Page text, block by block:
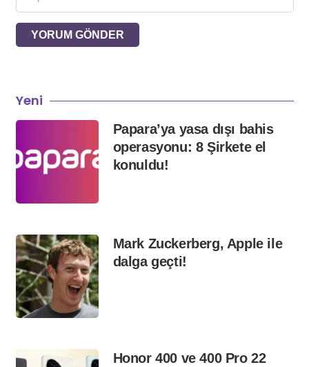
YORUM GÖNDER
Yeni
Papara’ya yasa dışı bahis
operasyonu: 8 Şirkete el
konuldu!
Mark Zuckerberg, Apple ile
dalga geçti!
Honor 400 ve 400 Pro 22